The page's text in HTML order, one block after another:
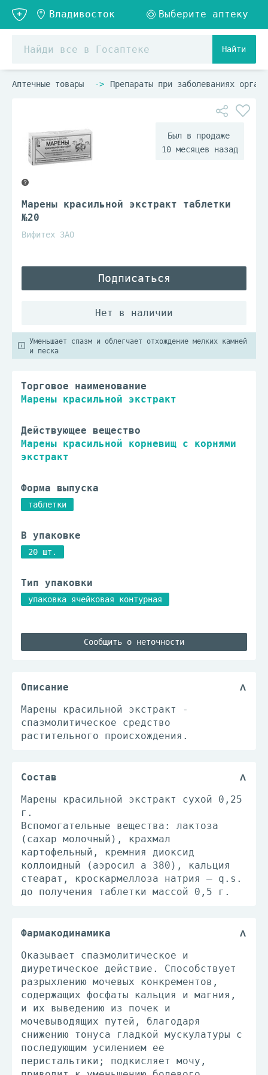
Найти
Аптечные товары Препараты при заболеваниях
Марены красильной экстракт таблетки
№20
Вифитех ЗАО
10 месяцев назад
Подписаться
Уменьшает спазм и облегчает отхождение мелких камней
и песка
Торговое наименование
Марены красильной экстракт
Действующее вещество
Марены красильной корневищ с корнями
экстракт
Форма выпуска
таблетки
В упаковке
20 шт.
Тип упаковки
упаковка ячейковая контурная
Сообщить о неточности
Описание
Марены красильной экстракт -
спазмолитическое средство
растительного происхождения.
Состав
Марены красильной экстракт сухой 0,25
г.
Вспомогательные вещества: лактоза
(сахар молочный), крахмал
картофельный, кремния диоксид
коллоидный (аэросил а 380), кальция
стеарат, кроскармеллоза натрия — q.s.
до получения таблетки массой 0,5 г.
Фармакодинамика
Оказывает спазмолитическое и
диуретическое действие. Способствует
разрыхлению мочевых конкрементов,
содержащих фосфаты кальция и магния,
и их выведению из почек и
мочевыводящих путей, благодаря
снижению тонуса гладкой мускулатуры с
последующим усилением ее
перистальтики; подкисляет мочу,